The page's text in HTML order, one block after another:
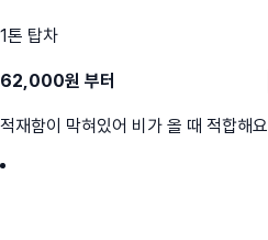
1톤 탑차
62,000원 부터
적재함이 막혀있어 비가 올 때 적합해요